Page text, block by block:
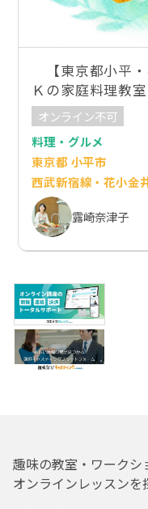
【東京都小平
Ｋの家庭料理教
オンライン不可
料理・グルメ
東京都 小平市
西武新宿線・花小金
露崎奈津子
趣味の教室・ワークシ
オンラインレッスンを